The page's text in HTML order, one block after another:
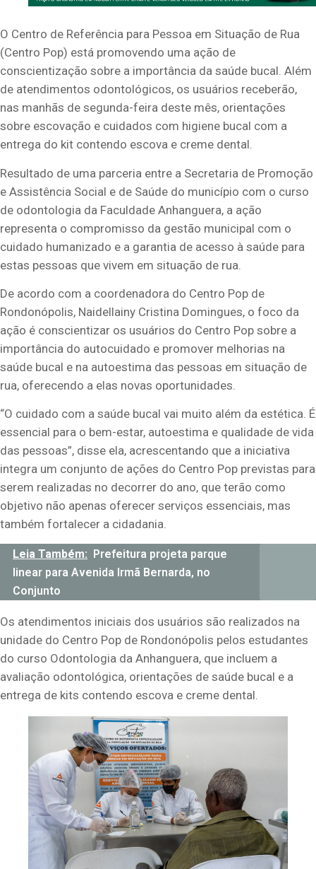
O Centro de Referência para Pessoa em Situação de Rua
(Centro Pop) está promovendo uma ação de
conscientização sobre a importância da saúde bucal. Além
de atendimentos odontológicos, os usuários receberão,
nas manhãs de segunda-feira deste mês, orientações
sobre escovação e cuidados com higiene bucal com a
entrega do kit contendo escova e creme dental.
Resultado de uma parceria entre a Secretaria de Promoção
e Assistência Social e de Saúde do município com o curso
de odontologia da Faculdade Anhanguera, a ação
representa o compromisso da gestão municipal com o
cuidado humanizado e a garantia de acesso à saúde para
estas pessoas que vivem em situação de rua.
De acordo com a coordenadora do Centro Pop de
Rondonópolis, Naidellainy Cristina Domingues, o foco da
ação é conscientizar os usuários do Centro Pop sobre a
importância do autocuidado e promover melhorias na
saúde bucal e na autoestima das pessoas em situação de
rua, oferecendo a elas novas oportunidades.
“O cuidado com a saúde bucal vai muito além da estética. É
essencial para o bem-estar, autoestima e qualidade de vida
das pessoas”, disse ela, acrescentando que a iniciativa
integra um conjunto de ações do Centro Pop previstas para
serem realizadas no decorrer do ano, que terão como
objetivo não apenas oferecer serviços essenciais, mas
também fortalecer a cidadania.
Leia Também: Prefeitura projeta parque
linear para Avenida Irmã Bernarda, no
Conjunto
Os atendimentos iniciais dos usuários são realizados na
unidade do Centro Pop de Rondonópolis pelos estudantes
do curso Odontologia da Anhanguera, que incluem a
avaliação odontológica, orientações de saúde bucal e a
entrega de kits contendo escova e creme dental.